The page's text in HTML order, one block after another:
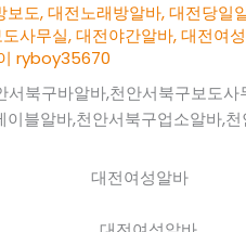
보도,대전노래방알바,대전당일
사무실,대전야간알바,대전여
ryboy35670
대전여성알바